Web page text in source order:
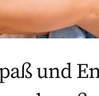
und